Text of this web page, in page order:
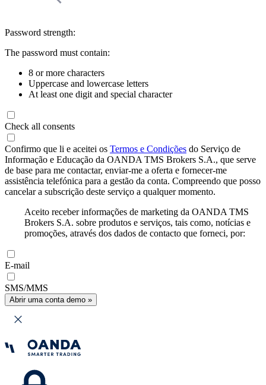
Password strength:
The password must contain:
8 or more characters
Uppercase and lowercase letters
At least one digit and special character
Check all consents
Confirmo que li e aceitei os Termos e Condições do Serviço de
Informação e Educação da OANDA TMS Brokers S.A., que serve
de base para me contactar, enviar-me a oferta e fornecer-me
assistência telefónica para a gestão da conta. Compreendo que posso
cancelar a subscrição deste serviço a qualquer momento.
Aceito receber informações de marketing da OANDA TMS
Brokers S.A. sobre produtos e serviços, tais como, notícias e
promoções, através dos dados de contacto que forneci, por:
E-mail
SMS/MMS
Abrir uma conta demo »